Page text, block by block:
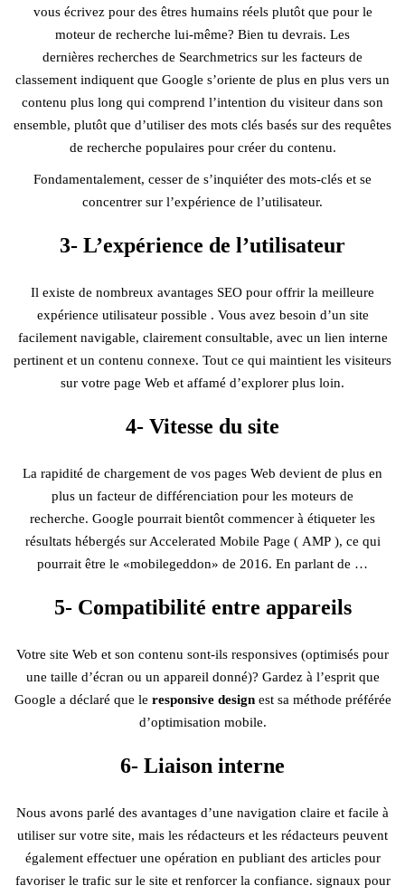
vous écrivez pour des êtres humains réels plutôt que pour le
moteur de recherche lui-même? Bien tu devrais. Les
dernières recherches de Searchmetrics sur les facteurs de
classement indiquent que Google s’oriente de plus en plus vers un
contenu plus long qui comprend l’intention du visiteur dans son
ensemble, plutôt que d’utiliser des mots clés basés sur des requêtes
de recherche populaires pour créer du contenu.
Fondamentalement, cesser de s’inquiéter des mots-clés et se
concentrer sur l’expérience de l’utilisateur.
3- L’expérience de l’utilisateur
Il existe de nombreux avantages SEO pour offrir la meilleure
expérience utilisateur possible . Vous avez besoin d’un site
facilement navigable, clairement consultable, avec un lien interne
pertinent et un contenu connexe. Tout ce qui maintient les visiteurs
sur votre page Web et affamé d’explorer plus loin.
4- Vitesse du site
La rapidité de chargement de vos pages Web devient de plus en
plus un facteur de différenciation pour les moteurs de
recherche. Google pourrait bientôt commencer à étiqueter les
résultats hébergés sur Accelerated Mobile Page ( AMP ), ce qui
pourrait être le «mobilegeddon» de 2016. En parlant de …
5- Compatibilité entre appareils
Votre site Web et son contenu sont-ils responsives (optimisés pour
une taille d’écran ou un appareil donné)? Gardez à l’esprit que
Google a déclaré que le responsive design est sa méthode préférée
d’optimisation mobile.
6- Liaison interne
Nous avons parlé des avantages d’une navigation claire et facile à
utiliser sur votre site, mais les rédacteurs et les rédacteurs peuvent
également effectuer une opération en publiant des articles pour
favoriser le trafic sur le site et renforcer la confiance. signaux pour